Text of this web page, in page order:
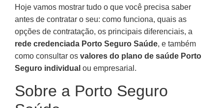
Hoje vamos mostrar tudo o que você precisa saber
antes de contratar o seu: como funciona, quais as
opções de contratação, os principais diferenciais, a
rede credenciada Porto Seguro Saúde, e também
como consultar os valores do plano de saúde Porto
Seguro individual ou empresarial.
Sobre a Porto Seguro